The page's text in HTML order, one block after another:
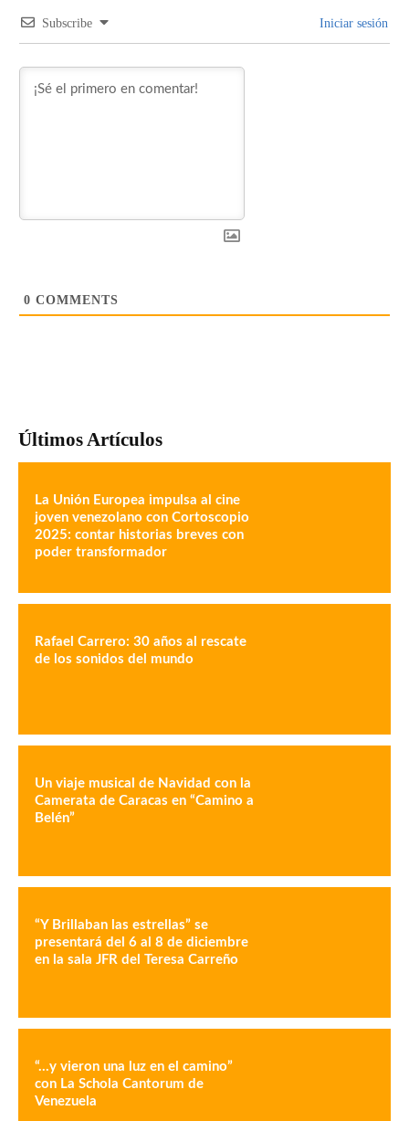
Subscribe Iniciar sesión
0 COMMENTS
Últimos Artículos
La Unión Europea impulsa al cine
joven venezolano con Cortoscopio
2025: contar historias breves con
poder transformador
Rafael Carrero: 30 años al rescate
de los sonidos del mundo
Un viaje musical de Navidad con la
Camerata de Caracas en “Camino a
Belén”
“Y Brillaban las estrellas” se
presentará del 6 al 8 de diciembre
en la sala JFR del Teresa Carreño
“…y vieron una luz en el camino”
con La Schola Cantorum de
Venezuela